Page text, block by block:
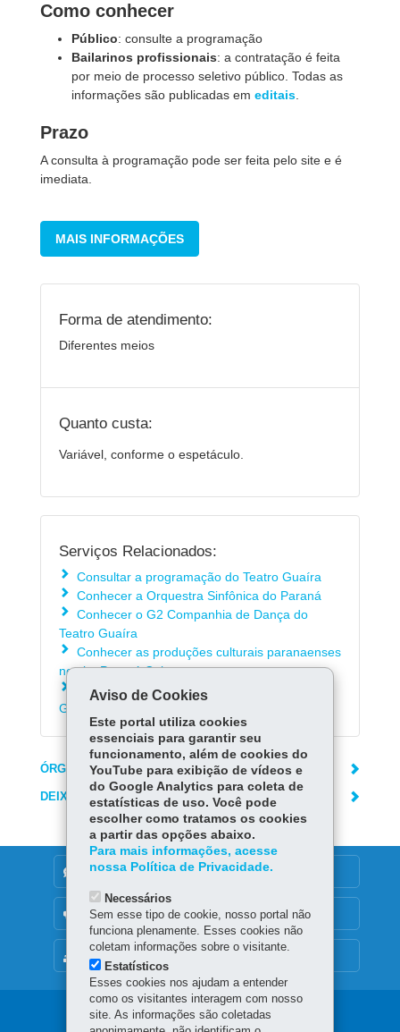
Como conhecer
Público: consulte a programação
Bailarinos profissionais: a contratação é feita
por meio de processo seletivo público. Todas as
informações são publicadas em editais
Prazo
A consulta à programação pode ser feita pelo site e é
imediata.
MAIS INFORMAÇÕES
Forma de atendimento:
Diferentes meios
Quanto custa:
Variável, conforme o espetáculo.
Serviços Relacionados:
Consultar a programação do Teatro Guaíra
Conhecer a Orquestra Sinfônica do Paraná
Conhecer o G2 Companhia de Dança do
Teatro Guaíra
Conhecer as produções culturais paranaenses
no site Paraná Cultura
Inscrever-se na Escola de Dança do Teatro
Guaíra
ÓRGÃO RESPONSÁVEL
DEIXE SUA OPINIÃO
DENUNCIE CORRUPÇÃO
OUVIDORIA
Navegação
Aviso de Cookies
Este portal utiliza cookies
essenciais para garantir seu
funcionamento, além de cookies do
YouTube para exibição de vídeos e
do Google Analytics para coleta de
estatísticas de uso. Você pode
escolher como tratamos os cookies
a partir das opções abaixo.
Para mais informações, acesse
nossa Política de Privacidade.
Necessários
Sem esse tipo de cookie, nosso portal não
funciona plenamente. Esses cookies não
coletam informações sobre o visitante.
Estatísticos
Esses cookies nos ajudam a entender
como os visitantes interagem com nosso
site. As informações são coletadas